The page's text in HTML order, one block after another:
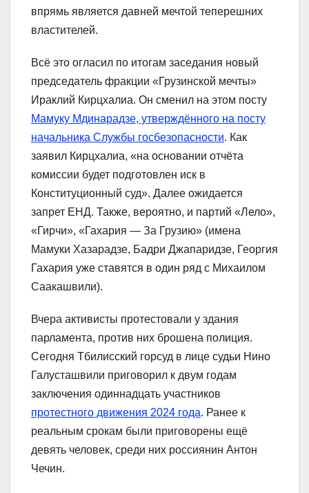
впрямь является давней мечтой теперешних
властителей.
Всё это огласил по итогам заседания новый
председатель фракции «Грузинской мечты»
Ираклий Кирцхалиа. Он сменил на этом посту
Мамуку Мдинарадзе, утверждённого на посту
начальника Службы госбезопасности. Как
заявил Кирцхалиа, «на основании отчёта
комиссии будет подготовлен иск в
Конституционный суд». Далее ожидается
запрет ЕНД. Также, вероятно, и партий «Лело»,
«Гирчи», «Гахария — За Грузию» (имена
Мамуки Хазарадзе, Бадри Джапаридзе, Георгия
Гахария уже ставятся в один ряд с Михаилом
Саакашвили).
Вчера активисты протестовали у здания
парламента, против них брошена полиция.
Сегодня Тбилисский горсуд в лице судьи Нино
Галусташвили приговорил к двум годам
заключения одиннадцать участников
протестного движения 2024 года. Ранее к
реальным срокам были приговорены ещё
девять человек, среди них россиянин Антон
Чечин.